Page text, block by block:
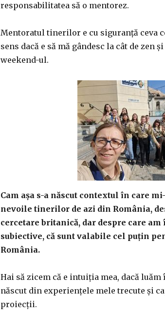
responsabilitatea să o mentorez.
Mentoratul tinerilor e cu siguranță ceva
sens dacă e să mă gândesc la cât de zen
weekend-ul.
Cam așa s-a născut contextul în care
nevoile tinerilor de azi din România,
cercetare britanică, dar despre care
subiective, că sunt valabile cel puțin
România.
Hai să zicem că e intuiția mea, dacă
născut din experiențele mele trecute și
proiecții.